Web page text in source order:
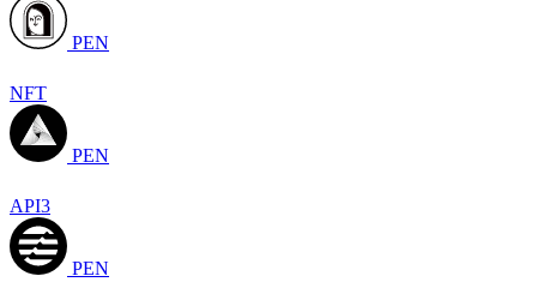
PEN
NFT
PEN
API3
PEN